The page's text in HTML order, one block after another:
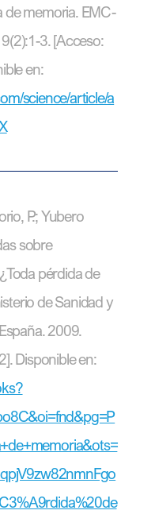
de memoria. EMC-
3. [Acceso:
en:
science/article/a
P.; Yubero
sobre
pérdida de
de Sanidad y
2009.
Disponible en: